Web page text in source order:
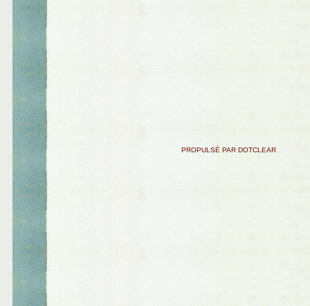
PROPULSÉ PAR DOTCLEAR